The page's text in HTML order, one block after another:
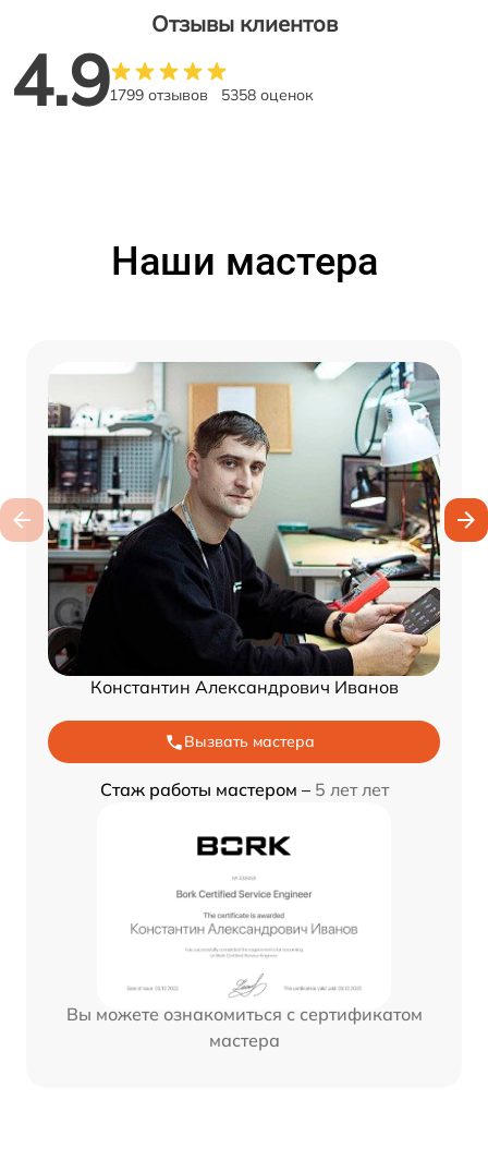
Отзывы клиентов
4.91799 отзывов 5358 оценок
Наши мастера
Константин Александрович Иванов
Вызвать мастера
Стаж работы мастером – 5 лет лет
Вы можете ознакомиться с сертификатом
мастера